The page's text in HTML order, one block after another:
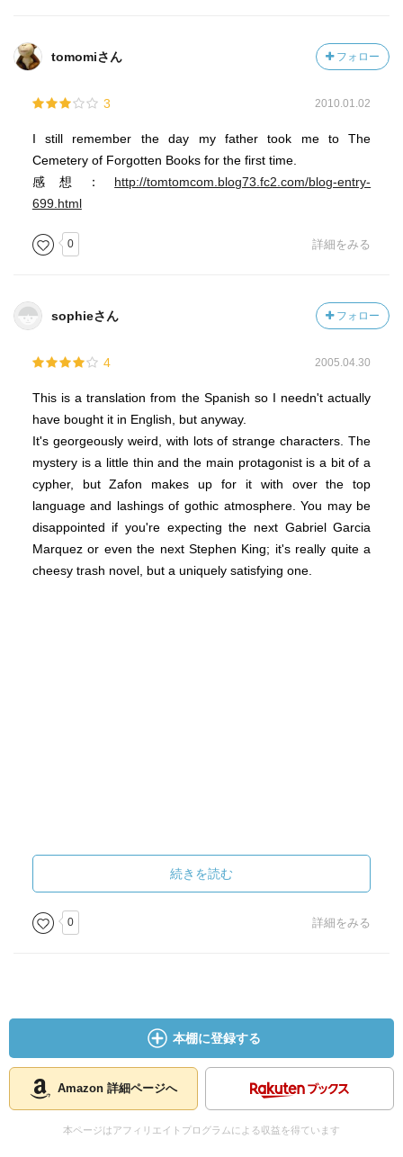
tomomiさん フォロー
3 2010.01.02
I still remember the day my father took me to The
Cemetery of Forgotten Books for the first time.
感想： http://tomtomcom.blog73.fc2.com/blog-entry-
699.html
0 詳細をみる
sophieさん フォロー
4 2005.04.30
This is a translation from the Spanish so I needn't actually
have bought it in English, but anyway.
It's georgeously weird, with lots of strange characters. The
mystery is a little thin and the main protagonist is a bit of a
cypher, but Zafon makes up for it with over the top
language and lashings of gothic atmosphere. You may be
disappointed if you're expecting the next Gabriel Garcia
Marquez or even the next Stephen King; it's really quite a
cheesy trash novel, but a uniquely satisfying one.
続きを読む
0 詳細をみる
本棚に登録する
Amazon 詳細ページへ
本ページはアフィリエイトプログラムによる収益を得ています